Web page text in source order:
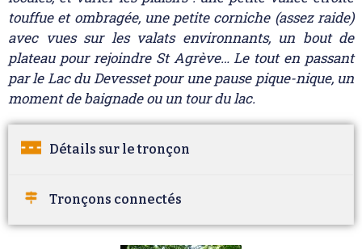
touffue et ombragée, une petite corniche (assez raide)
avec vues sur les valats environnants, un bout de
plateau pour rejoindre St Agrève… Le tout en passant
par le Lac du Devesset pour une pause pique-nique, un
moment de baignade ou un tour du lac.
Détails sur le tronçon
Tronçons connectés